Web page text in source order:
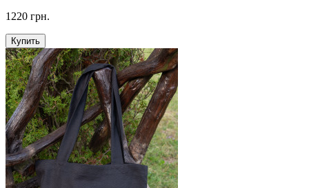
1220 грн.
Купить